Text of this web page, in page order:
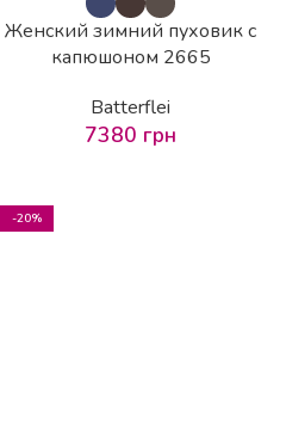
Женский зимний пуховик с
капюшоном 2665
Batterflei
7380 грн
-20%